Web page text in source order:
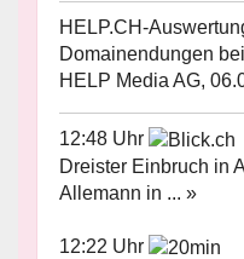
HELP.CH-
Domainendungen
HELP Media AG,
12:48 Uhr
Dreister Einbruch in
Allemann in ... »
12:22 Uhr